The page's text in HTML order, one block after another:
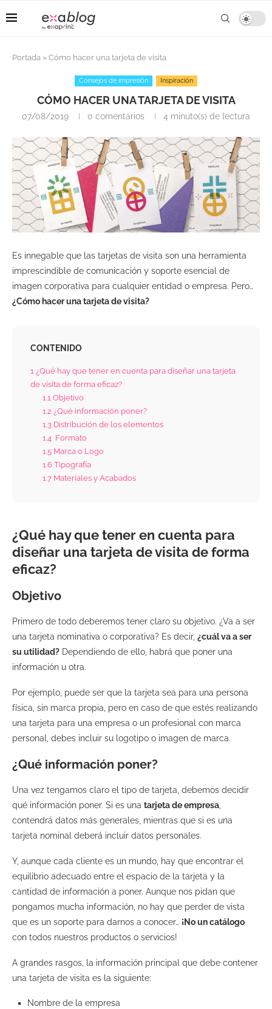
Portada » Cómo hacer una tarjeta de visita
Consejos de impresión Inspiración
CÓMO HACER UNA TARJETA DE VISITA
07/08/2019 0 comentarios 4 minuto(s) de lectura
Es innegable que las tarjetas de visita son una herramienta
imprescindible de comunicación y soporte esencial de
imagen corporativa para cualquier entidad o empresa. Pero…
¿Cómo hacer una tarjeta de visita?
CONTENIDO
1 ¿Qué hay que tener en cuenta para diseñar una tarjeta
de visita de forma eficaz?
1.1 Objetivo
1.2 ¿Qué información poner?
1.3 Distribución de los elementos
1.4 Formato
1.5Marca o Logo
1.6Tipografía
1.7Materiales y Acabados
¿Qué hay que tener en cuenta para
diseñar una tarjeta de visita de forma
eficaz?
Objetivo
Primero de todo deberemos tener claro su objetivo. ¿Va a ser
una tarjeta nominativa o corporativa? Es decir, ¿cuál va a ser
su utilidad? Dependiendo de ello, habrá que poner una
información u otra.
Por ejemplo, puede ser que la tarjeta sea para una persona
física, sin marca propia, pero en caso de que estés realizando
una tarjeta para una empresa o un profesional con marca
personal, debes incluir su logotipo o imagen de marca.
¿Qué información poner?
Una vez tengamos claro el tipo de tarjeta, debemos decidir
qué información poner. Si es una tarjeta de empresa,
contendrá datos más generales, mientras que si es una
tarjeta nominal deberá incluir datos personales.
Y, aunque cada cliente es un mundo, hay que encontrar el
equilibrio adecuado entre el espacio de la tarjeta y la
cantidad de información a poner. Aunque nos pidan que
pongamos mucha información, no hay que perder de vista
que es un soporte para darnos a conocer… ¡Noun catálogo
con todos nuestros productos o servicios!
A grandes rasgos, la información principal que debe contener
una tarjeta de visita es la siguiente:
Nombre de la empresa